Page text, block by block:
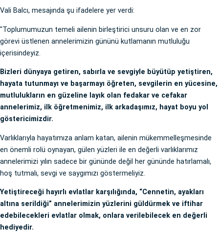
Vali Balcı, mesajında şu ifadelere yer verdi:
"Toplumumuzun temeli ailenin birleştirici unsuru olan ve en zor
görevi üstlenen annelerimizin gününü kutlamanın mutluluğu
içerisindeyiz.
Bizleri dünyaya getiren, sabırla ve sevgiyle büyütüp yetiştiren,
hayata tutunmayı ve başarmayı öğreten, sevgilerin en yücesine,
mutlulukların en güzeline layık olan fedakar ve cefakar
annelerimiz, ilk öğretmenimiz, ilk arkadaşımız, hayat boyu yol
göstericimizdir.
Varlıklarıyla hayatımıza anlam katan, ailenin mükemmelleşmesinde
en önemli rolü oynayan, gülen yüzleri ile en değerli varlıklarımız
annelerimizi yılın sadece bir gününde değil her gününde hatırlamalı,
hoş tutmalı, sevgi ve saygımızı göstermeliyiz.
Yetiştireceği hayırlı evlatlar karşılığında, “Cennetin, ayakları
altına serildiği” annelerimizin yüzlerini güldürmek ve iftihar
edebilecekleri evlatlar olmak, onlara verilebilecek en değerli
hediyedir.